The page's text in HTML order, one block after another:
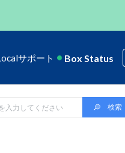
サポート Box Status